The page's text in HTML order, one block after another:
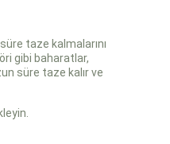
taze kalmalarını
gibi baharatlar,
süre taze kalır ve